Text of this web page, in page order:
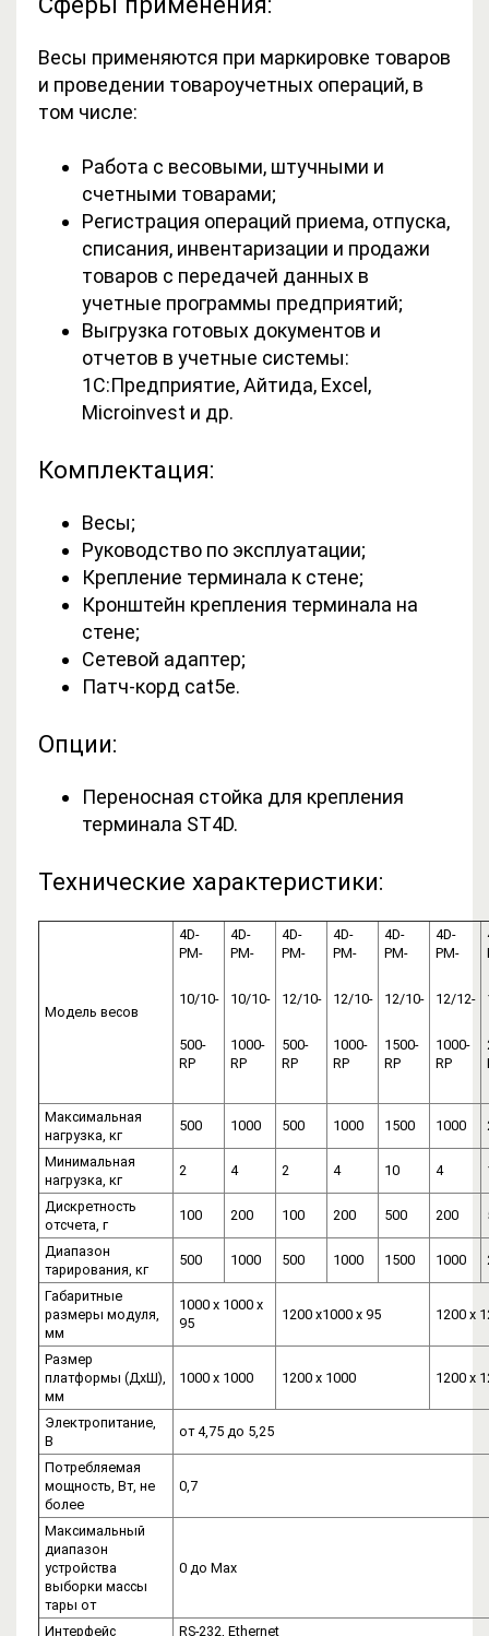
Весы применяются при маркировке товаров
и проведении товароучетных операций, в
том числе:
Работа с весовыми, штучными и
счетными товарами;
Регистрация операций приема, отпуска,
списания, инвентаризации и продажи
товаров с передачей данных в
учетные программы предприятий;
Выгрузка готовых документов и
отчетов в учетные системы:
1С:Предприятие, Айтида, Excel,
Microinvest и др.
Комплектация:
Весы;
Руководство по эксплуатации;
Крепление терминала к стене;
Кронштейн крепления терминала на
стене;
Сетевой адаптер;
Патч-корд cat5е.
Опции:
Переносная стойка для крепления
терминала ST4D.
Технические характеристики:
Модель весов
4D-
PM-
10/10-
500-
RP
4D-
PM-
10/10-
1000-
RP
4D-
PM-
12/10-
500-
RP
4D-
PM-
12/10-
1000-
RP
4D-
PM-
12/10-
1500-
RP
4D-
PM-
12/12-
1000-
RP
Максимальная
нагрузка, кг
500 1000 500 1000 1500 1000
Минимальная
нагрузка, кг
2 4 2 4 10 4
Дискретность
отсчета, г
100 200 100 200 500 200
Диапазон
тарирования, кг
500 1000 500 1000 1500 1000
Габаритные
размеры модуля,
мм
1000 х 1000 х
95
1200 х1000 х 95 1200 х
Размер
платформы (ДхШ),
мм
1000 х 1000 1200 х 1000 1200 х
Электропитание,
В
от 4,75 до 5,25
Потребляемая
мощность, Вт, не
более
0,7
Максимальный
диапазон
устройства
выборки массы
тары от
0 до Мах
Интерфейс
RS-232, Ethernet